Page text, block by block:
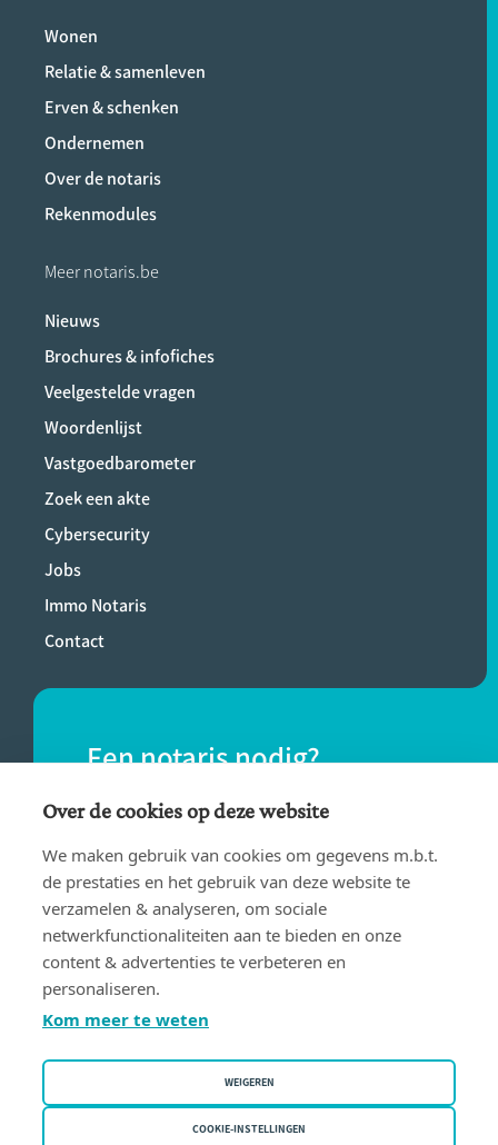
Wonen
Relatie & samenleven
Erven & schenken
Ondernemen
Over de notaris
Rekenmodules
Meer notaris.be
Nieuws
Brochures & infofiches
Veelgestelde vragen
Woordenlijst
Vastgoedbarometer
Zoek een akte
Cybersecurity
Jobs
Immo Notaris
Contact
Een notaris nodig?
Vind eenvoudig een notaris bij jou in de
buurt.
VIND EEN NOTARIS
Gebruiksvoorwaarden
Privacy policy
Over de cookies op deze website
We maken gebruik van cookies om gegevens m.b.t.
de prestaties en het gebruik van deze website te
verzamelen & analyseren, om sociale
netwerkfunctionaliteiten aan te bieden en onze
content & advertenties te verbeteren en
personaliseren.
Kom meer te weten
WEIGEREN
COOKIE-INSTELLINGEN